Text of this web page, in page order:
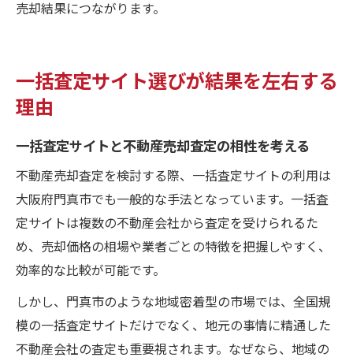
売却結果につながります。
一括査定サイト選びが結果を左右する
理由
一括査定サイトと不動産売却査定の相性を考える
不動産売却査定を検討する際、一括査定サイトの利用は
大阪府門真市でも一般的な手法となっています。一括査
定サイトは複数の不動産会社から査定を受けられるた
め、売却価格の相場や業者ごとの特徴を把握しやすく、
効率的な比較が可能です。
しかし、門真市のような地域密着型の市場では、全国規
模の一括査定サイトだけでなく、地元の事情に精通した
不動産会社の査定も重要視されます。なぜなら、地域の